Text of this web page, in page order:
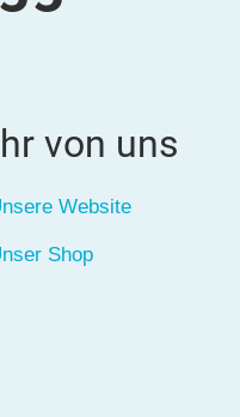
von uns
Website
Shop